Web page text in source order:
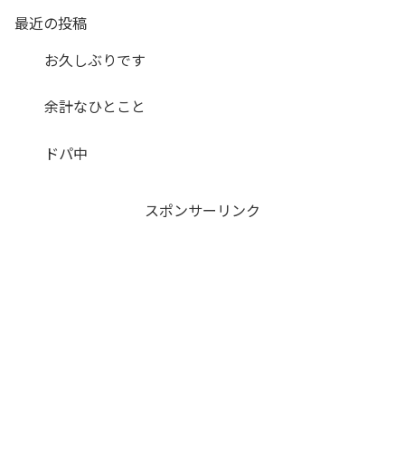
最近の投稿
お久しぶりです
余計なひとこと
ドパ中
スポンサーリンク